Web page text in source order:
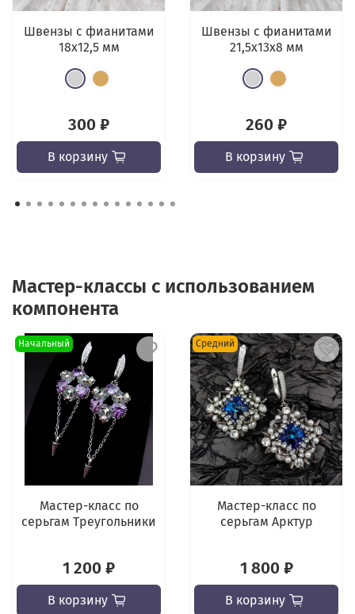
Швензы с фианитами
18х12,5 мм
300 ₽
В корзину
Швензы с фианитами
21,5х13x8 мм
260 ₽
В корзину
Мастер-классы с использованием
компонента
Начальный
Мастер-класс по
серьгам Треугольники
1 200 ₽
В корзину
Средний
Мастер-класс по
серьгам Арктур
1 800 ₽
В корзину